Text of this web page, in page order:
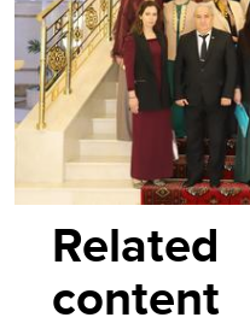
Related
content